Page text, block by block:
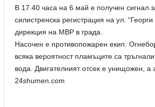
В 17.40 часа на 6 май е получен сигнал
силистренска регистрация на ул.
дирекция на МВР в града.
Насочен е противопожарен екип.
всяка вероятност пламъците са
вода. Двигателният отсек е унищожен,
24shumen.com